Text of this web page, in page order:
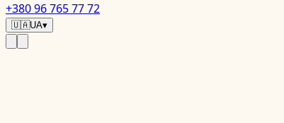
+380 96 765 77 72
🇺🇦UA▾